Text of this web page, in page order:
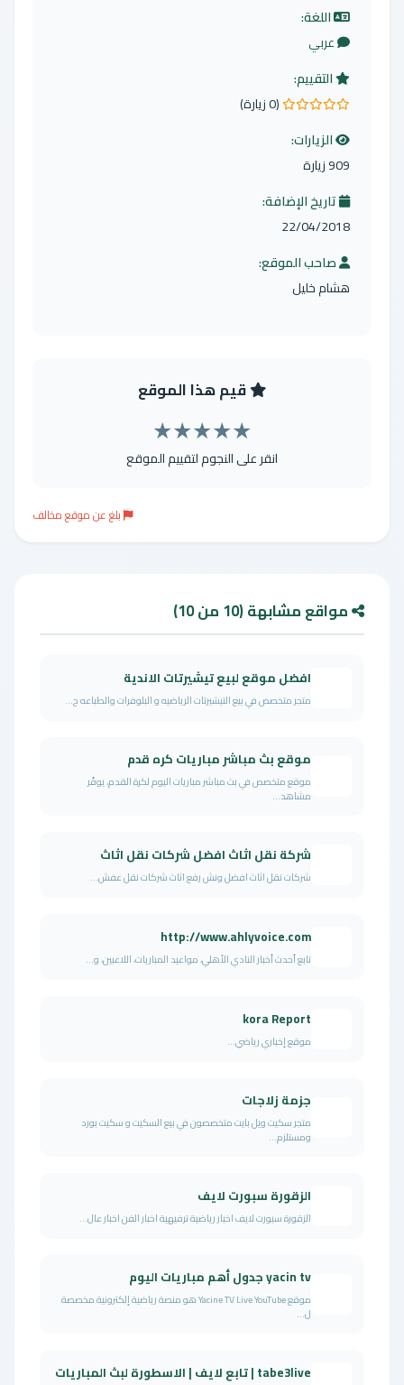
اللغة:
عربي
التقييم:
0.0 من 5 نجوم
(0 زيارة)
الزيارات:
909 زيارة
تاريخ الإضافة:
22/04/2018
صاحب الموقع:
هشام خليل
قيم هذا الموقع
★
★
★
★
★
انقر على النجوم لتقييم الموقع
بلغ عن موقع مخالف
مواقع مشابهة (10 من 10)
افضل موقع لبيع تيشيرتات الاندية
متجر متخصص في بيع التيشيرتات الرياضيه و البلوفرات والطباعه ح...
موقع بث مباشر مباريات كره قدم
موقع متخصص في بث مباشر مباريات اليوم لكرة القدم، يوفّر
مشاهد...
شركة نقل اثاث افضل شركات نقل اثاث
شركات نقل اثاث افضل ونش رفع اثاث شركات نقل عفش...
http://www.ahlyvoice.com
تابع أحدث أخبار النادي الأهلي، مواعيد المباريات، اللاعبين، و...
kora Report
موقع إخباري رياضي...
جزمة زلاجات
متجر سكيت ويل بايت متخصصون في بيع السكيت و سكيت بورد
ومستلزم...
الزقورة سبورت لايف
الزقورة سبورت لايف اخبار رياضية ترفيهية اخبار الفن اخبار عال...
yacin tv جدول أهم مباريات اليوم
موقع Yacine TV Live YouTube هو منصة رياضية إلكترونية مخصصة
ل...
tabe3live | تابع لايف | الاسطورة لبث المباريات